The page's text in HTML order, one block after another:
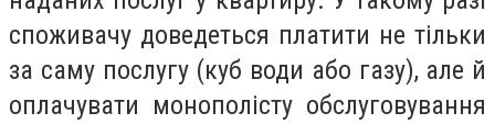
споживачу доведеться платити не тільки
за саму послугу (куб води або газу), але й
оплачувати монополісту обслуговування